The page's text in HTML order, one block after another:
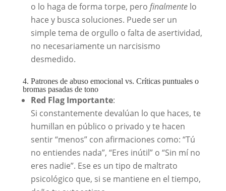
o lo haga de forma torpe, pero finalmentelo
hace y busca soluciones. Puede ser un
simple tema de orgullo o falta de asertividad,
no necesariamente un narcisismo
desmedido.
4. Patrones de abuso emocional vs. Críticas puntuales o
bromas pasadas de tono
Red Flag Importante:
Si constantemente devalúan lo que haces, te
humillan en público o privado y te hacen
sentir “menos” con afirmaciones como: “Tú
no entiendes nada”, “Eres inútil” o “Sin mí no
eres nadie”. Ese es un tipo de maltrato
psicológico que, si se mantiene en el tiempo,